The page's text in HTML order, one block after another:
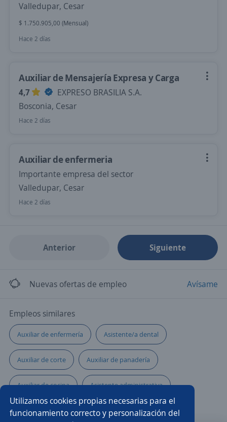
Utilizamos cookies propias necesarias para el
funcionamiento correcto y personalización del
Valledupar, Cesar
$ 1.750.905,00 (Mensual)
Hace 2 días
Auxiliar de Mensajería Expresa y Carga
4,7
EXPRESO BRASILIA S.A.
Bosconia, Cesar
Hace 2 días
Auxiliar de enfermeria
Importante empresa del sector
Valledupar, Cesar
Hace 2 días
Anterior Siguiente
Nuevas ofertas de empleo Avísame
Empleos similares
Auxiliar de enfermería Asistente/a dental
Auxiliar de corte Auxiliar de panadería
Auxiliar de cocina Asistente administrativa
Asistente/a contable Ayudante mecánico